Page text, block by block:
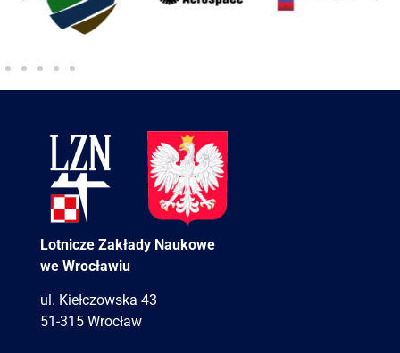
Lotnicze Zakłady Naukowe
we Wrocławiu
ul. Kiełczowska 43
51-315 Wrocław